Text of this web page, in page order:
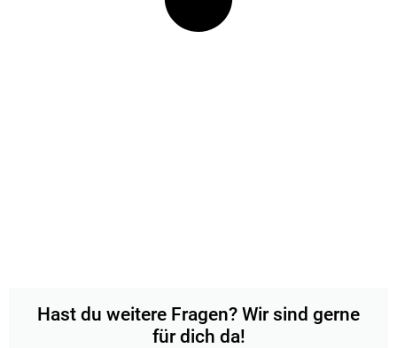
Hast du weitere Fragen? Wir sind gerne
für dich da!